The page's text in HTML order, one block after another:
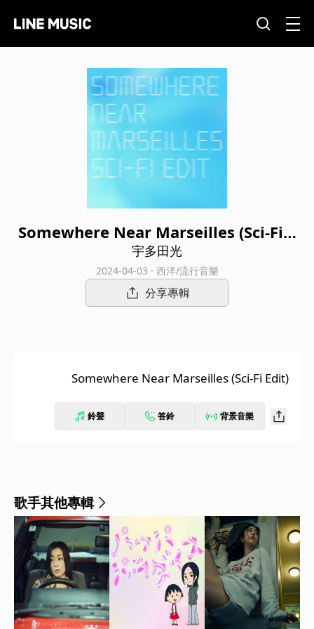
Somewhere Near Marseilles (Sci-Fi E
dit)
宇多田光
2024-04-03 · 西洋/流行音樂
分享專輯
Somewhere Near Marseilles (Sci-Fi Edit)
鈴聲 答鈴 背景音樂
歌手其他專輯